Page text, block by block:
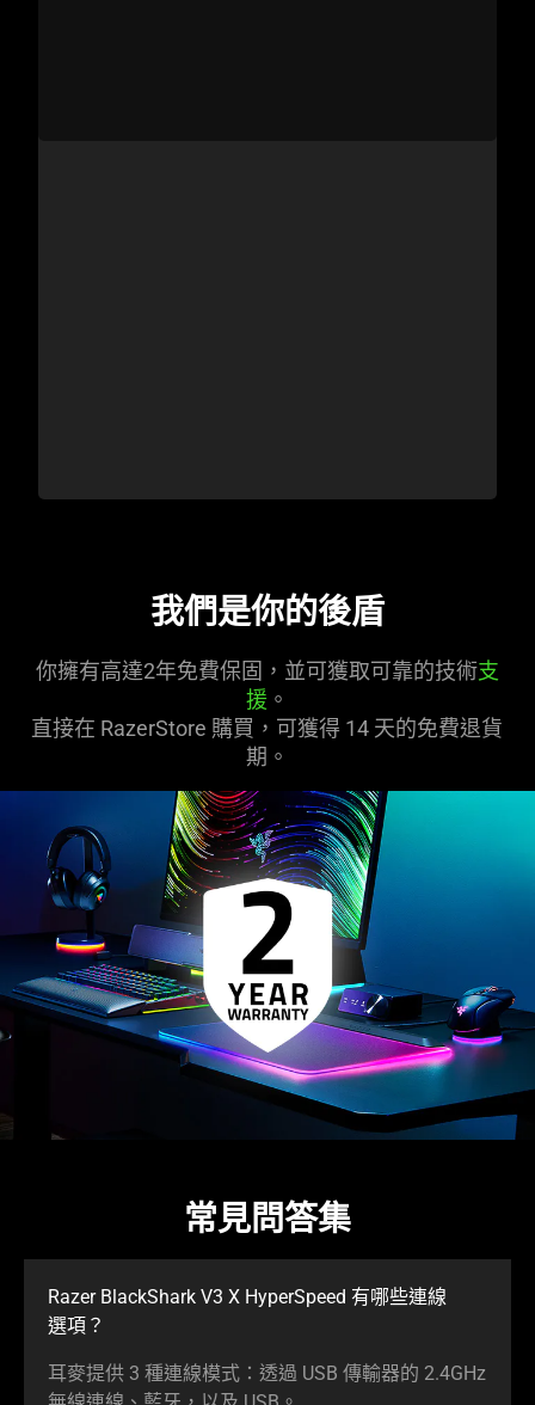
我們是你的後盾
你擁有高達2年免費保固，並可獲取可靠的技術支
援。
直接在 RazerStore 購買，可獲得 14 天的免費退貨
期。
常見問答集
Razer BlackShark V3 X HyperSpeed 有哪些連線
選項 ？
耳麥提供 3 種連線模式：透過 USB 傳輸器的 2.4GHz